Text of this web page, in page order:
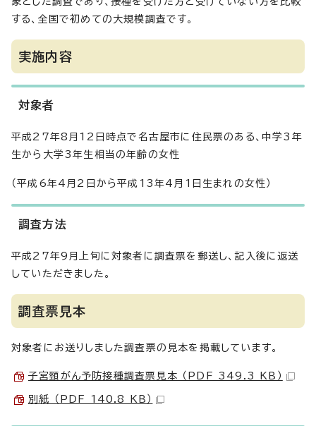
する、全国で初めての大規模調査です。
実施内容
対象者
平成27年8月12日時点で名古屋市に住民票のある、中学3年
生から大学3年生相当の年齢の女性
（平成6年4月2日から平成13年4月1日生まれの女性）
調査方法
平成27年9月上旬に対象者に調査票を郵送し、記入後に返送
していただきました。
調査票見本
対象者にお送りしました調査票の見本を掲載しています。
子宮頸がん予防接種調査票見本 （PDF 349.3 KB）
別紙 （PDF 140.8 KB）